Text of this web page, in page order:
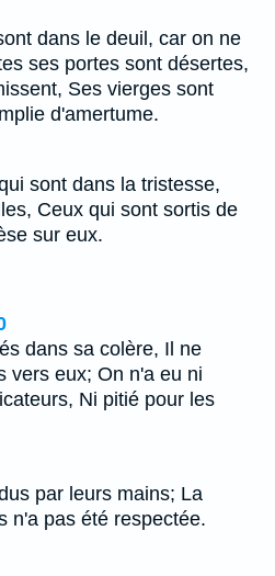
dans le deuil, car on ne
ses portes sont désertes,
Ses vierges sont
d'amertume.
sont dans la tristesse,
Ceux qui sont sortis de
sur eux.
dans sa colère, Il ne
vers eux; On n'a eu ni
Ni pitié pour les
par leurs mains; La
n'a pas été respectée.